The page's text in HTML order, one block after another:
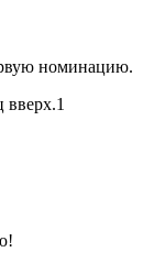
номинацию.
вверх.1